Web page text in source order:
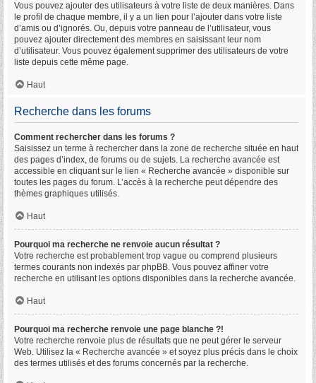
Vous pouvez ajouter des utilisateurs à votre liste de deux manières. Dans
le profil de chaque membre, il y a un lien pour l’ajouter dans votre liste
d’amis ou d’ignorés. Ou, depuis votre panneau de l’utilisateur, vous
pouvez ajouter directement des membres en saisissant leur nom
d’utilisateur. Vous pouvez également supprimer des utilisateurs de votre
liste depuis cette même page.
Haut
Recherche dans les forums
Comment rechercher dans les forums ?
Saisissez un terme à rechercher dans la zone de recherche située en haut
des pages d’index, de forums ou de sujets. La recherche avancée est
accessible en cliquant sur le lien « Recherche avancée » disponible sur
toutes les pages du forum. L’accès à la recherche peut dépendre des
thèmes graphiques utilisés.
Haut
Pourquoi ma recherche ne renvoie aucun résultat ?
Votre recherche est probablement trop vague ou comprend plusieurs
termes courants non indexés par phpBB. Vous pouvez affiner votre
recherche en utilisant les options disponibles dans la recherche avancée.
Haut
Pourquoi ma recherche renvoie une page blanche ?!
Votre recherche renvoie plus de résultats que ne peut gérer le serveur
Web. Utilisez la « Recherche avancée » et soyez plus précis dans le choix
des termes utilisés et des forums concernés par la recherche.